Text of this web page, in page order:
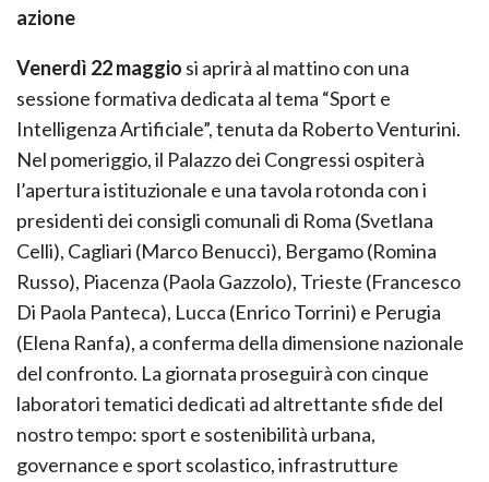
azione
Venerdì 22 maggio si aprirà al mattino con una
sessione formativa dedicata al tema “Sport e
Intelligenza Artificiale”, tenuta da Roberto Venturini.
Nel pomeriggio, il Palazzo dei Congressi ospiterà
l’apertura istituzionale e una tavola rotonda con i
presidenti dei consigli comunali di Roma (Svetlana
Celli), Cagliari (Marco Benucci), Bergamo (Romina
Russo), Piacenza (Paola Gazzolo), Trieste (Francesco
Di Paola Panteca), Lucca (Enrico Torrini) e Perugia
(Elena Ranfa), a conferma della dimensione nazionale
del confronto. La giornata proseguirà con cinque
laboratori tematici dedicati ad altrettante sfide del
nostro tempo: sport e sostenibilità urbana,
governance e sport scolastico, infrastrutture